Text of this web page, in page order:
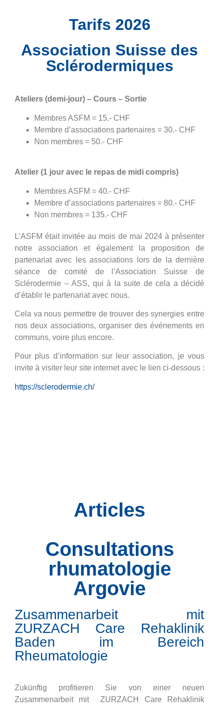
Tarifs 2026
Association Suisse des
Sclérodermiques
Ateliers (demi-jour) – Cours – Sortie
Membres ASFM = 15.- CHF
Membre d’associations partenaires = 30.- CHF
Non membres = 50.- CHF
Atelier (1 jour avec le repas de midi compris)
Membres ASFM = 40.- CHF
Membre d’associations partenaires = 80.- CHF
Non membres = 135.- CHF
L’ASFM était invitée au mois de mai 2024 à présenter
notre association et également la proposition de
partenariat avec les associations lors de la dernière
séance de comité de l’Association Suisse de
Sclérodermie – ASS, qui à la suite de cela a décidé
d’établir le partenariat avec nous.
Cela va nous permettre de trouver des synergies entre
nos deux associations, organiser des événements en
communs, voire plus encore.
Pour plus d’information sur leur association, je vous
invite à visiter leur site internet avec le lien ci-dessous :
https://sclerodermie.ch/
Articles
Consultations
rhumatologie
Argovie
Zusammenarbeit mit
ZURZACH Care Rehaklinik
Baden im Bereich
Rheumatologie
Zukünftig profitieren Sie von einer neuen
Zusammenarbeit mit ZURZACH Care Rehaklinik